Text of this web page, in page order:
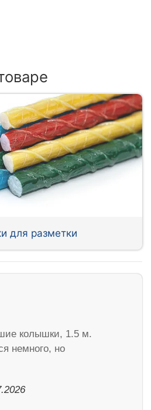
для разметки
колышки, 1.5 м.
немного, но